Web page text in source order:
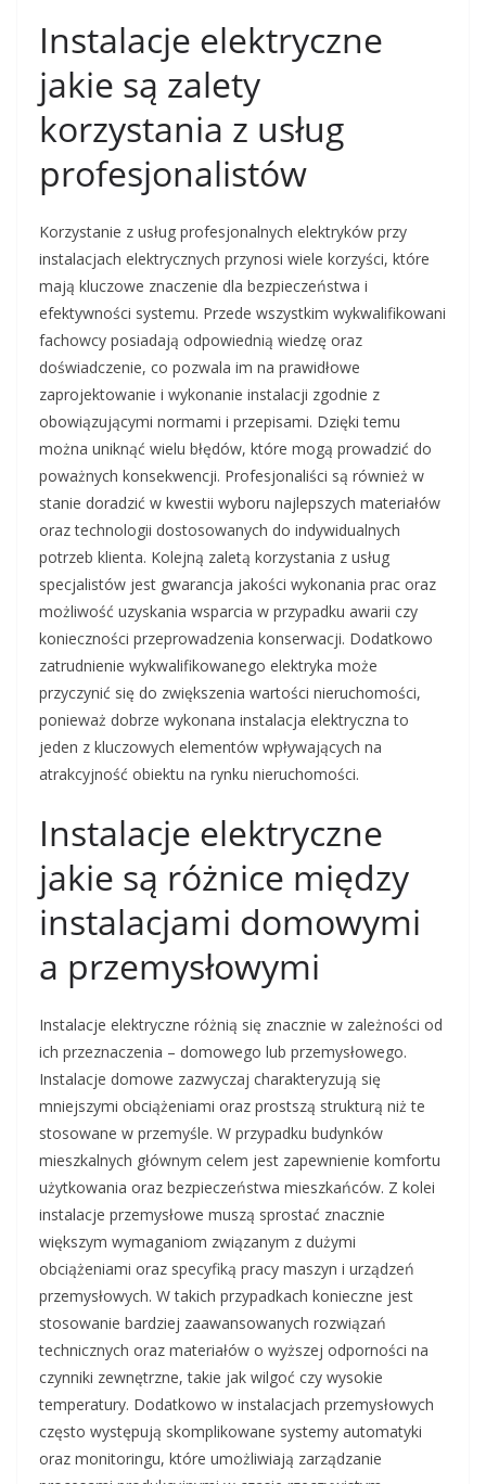
Instalacje elektryczne
jakie są zalety
korzystania z usług
profesjonalistów
Korzystanie z usług profesjonalnych elektryków przy
instalacjach elektrycznych przynosi wiele korzyści, które
mają kluczowe znaczenie dla bezpieczeństwa i
efektywności systemu. Przede wszystkim wykwalifikowani
fachowcy posiadają odpowiednią wiedzę oraz
doświadczenie, co pozwala im na prawidłowe
zaprojektowanie i wykonanie instalacji zgodnie z
obowiązującymi normami i przepisami. Dzięki temu
można uniknąć wielu błędów, które mogą prowadzić do
poważnych konsekwencji. Profesjonaliści są również w
stanie doradzić w kwestii wyboru najlepszych materiałów
oraz technologii dostosowanych do indywidualnych
potrzeb klienta. Kolejną zaletą korzystania z usług
specjalistów jest gwarancja jakości wykonania prac oraz
możliwość uzyskania wsparcia w przypadku awarii czy
konieczności przeprowadzenia konserwacji. Dodatkowo
zatrudnienie wykwalifikowanego elektryka może
przyczynić się do zwiększenia wartości nieruchomości,
ponieważ dobrze wykonana instalacja elektryczna to
jeden z kluczowych elementów wpływających na
atrakcyjność obiektu na rynku nieruchomości.
Instalacje elektryczne
jakie są różnice między
instalacjami domowymi
a przemysłowymi
Instalacje elektryczne różnią się znacznie w zależności od
ich przeznaczenia – domowego lub przemysłowego.
Instalacje domowe zazwyczaj charakteryzują się
mniejszymi obciążeniami oraz prostszą strukturą niż te
stosowane w przemyśle. W przypadku budynków
mieszkalnych głównym celem jest zapewnienie komfortu
użytkowania oraz bezpieczeństwa mieszkańców. Z kolei
instalacje przemysłowe muszą sprostać znacznie
większym wymaganiom związanym z dużymi
obciążeniami oraz specyfiką pracy maszyn i urządzeń
przemysłowych. W takich przypadkach konieczne jest
stosowanie bardziej zaawansowanych rozwiązań
technicznych oraz materiałów o wyższej odporności na
czynniki zewnętrzne, takie jak wilgoć czy wysokie
temperatury. Dodatkowo w instalacjach przemysłowych
często występują skomplikowane systemy automatyki
oraz monitoringu, które umożliwiają zarządzanie